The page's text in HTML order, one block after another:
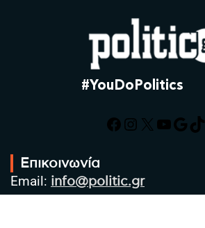
#YouDoPolitics
Facebook
Instagram
X
Επικοινωνία
Email: info@politic.gr
Τηλ: